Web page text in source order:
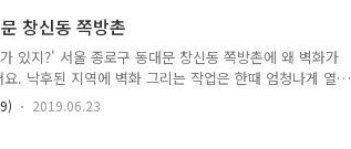
고시원은 방 안에서 절대 취사금지에요. 대신 고시원은
제공해주는 편이에요. 그거 말고는 사실 둘이 별로 다를
시원도 예전 같지 않은 곳이 많아졌다고 해요. 무려 샤워
창신동 쪽방촌
있지?' 서울 종로구 동대문 창신동 쪽방촌에 왜 벽화가
. 낙후된 지역에 벽화 그리는 작업은 한때 엄청나게 열풍
이라면 여기저기 도처에 벽화가 들어찼어요. 창신동 쪽방
이 된 것은 지금까지 몰랐어요. 여기 와서야 창신동 쪽방촌
2019.06.23